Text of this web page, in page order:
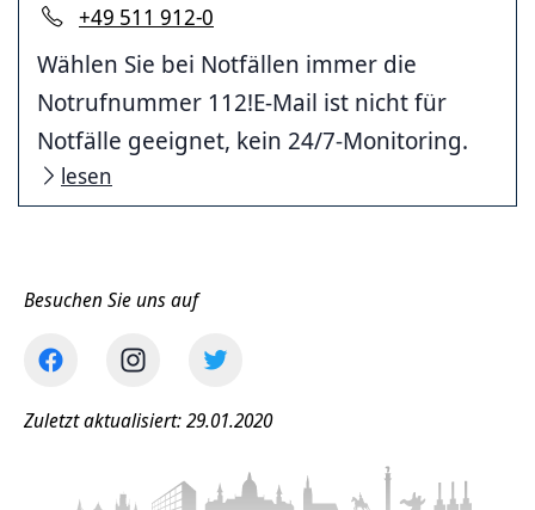
+49 511 912-0
Wählen Sie bei Notfällen immer die
Notrufnummer 112!E-Mail ist nicht für
Notfälle geeignet, kein 24/7-Monitoring.
lesen
Besuchen Sie uns auf
Zuletzt aktualisiert: 29.01.2020